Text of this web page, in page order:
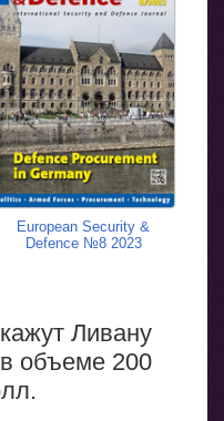
European Security &
Defence №8 2023
Ливану
объеме 200